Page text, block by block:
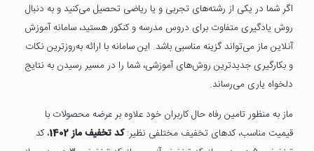
اگر شما در یکی از رشته‌های تجربی و یا ریاضی تحصیل می‌کنید و به دنبال
روش یادگیری متفاوت برای دروس مدرسه و کنکور هستید، سامانه آموزش
آنلاین ماز می‌تواند گزینه مناسبی باشد. این سامانه با ارائه به‌روزترین نکات
و بکارگیری جدیدترین روش‌های آموزشی، شما را در مسیر رسیدن به نتایج
دلخواه یاری می‌رساند.
ماز به منظور تامین رفاه حال کاربران خود علاوه بر عرضه محصولات با
قیمیت مناسب، کدهای تخفیف مختلفی نظیر:کد تخفیف ماز 1402
، کد